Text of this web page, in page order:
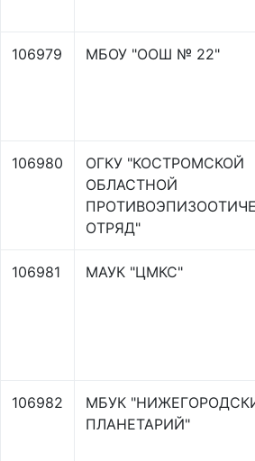
106979 МБОУ "ООШ № 22"
106980
ОГКУ "КОСТРОМСКОЙ
ОБЛАСТНОЙ
ОТРЯД"
106981 МАУК "ЦМКС"
106982
МБУК
ПЛАНЕТАРИЙ"